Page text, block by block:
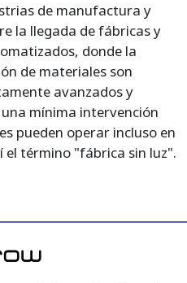
de manufactura y
la llegada de fábricas y
donde la
de materiales son
avanzados y
mínima intervención
pueden operar incluso en
el término "fábrica sin luz".